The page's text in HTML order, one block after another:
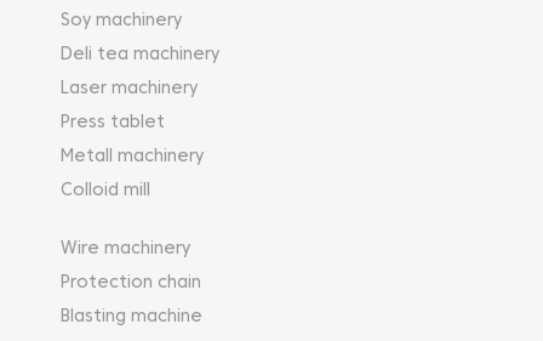
Soy machinery
Deli tea machinery
Laser machinery
Press tablet
Metall machinery
Colloid mill
Wire machinery
Protection chain
Blasting machine